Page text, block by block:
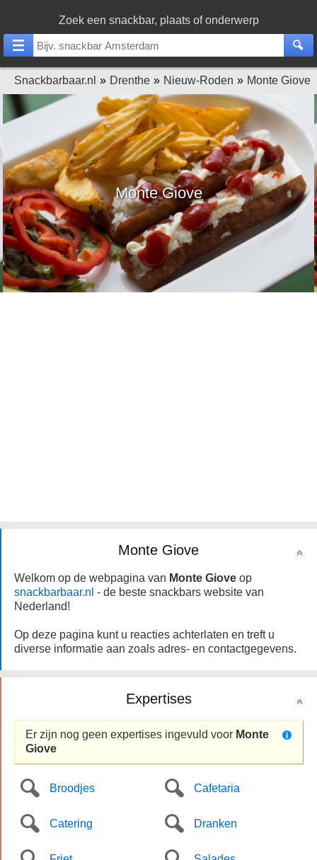
Zoek een snackbar, plaats of onderwerp
Snackbarbaar.nl Drenthe Nieuw-Roden Monte Giove
Monte Giove
Monte Giove
Welkom op de webpagina van Monte Giove op
snackbarbaar.nl - de beste snackbars website van
Nederland!
Op deze pagina kunt u reacties achterlaten en treft u
diverse informatie aan zoals adres- en contactgegevens.
Expertises
Er zijn nog geen expertises ingevuld voor Monte
Giove
Broodjes Cafetaria
Catering Dranken